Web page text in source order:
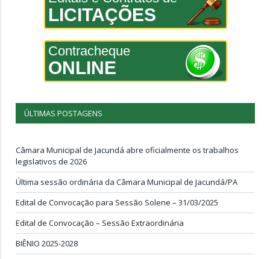
LICITAÇÕES
Contracheque
ONLINE
ÚLTIMAS POSTAGENS
Câmara Municipal de Jacundá abre oficialmente os trabalhos
legislativos de 2026
Última sessão ordinária da Câmara Municipal de Jacundá/PA
Edital de Convocação para Sessão Solene – 31/03/2025
Edital de Convocação – Sessão Extraordinária
BIÊNIO 2025-2028